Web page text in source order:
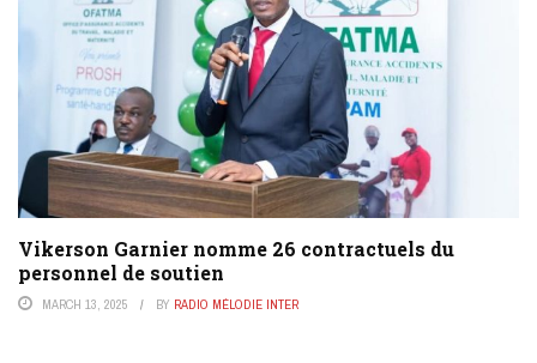
Vikerson Garnier nomme 26 contractuels du
personnel de soutien
MARCH 13, 2025 BY RADIO MÉLODIE INTER